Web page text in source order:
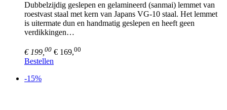
Dubbelzijdig geslepen en gelamineerd (sanmai) lemmet van
roestvast staal met kern van Japans VG-10 staal. Het lemmet
is uitermate dun en handmatig geslepen en heeft geen
verdikkingen…
€ 199, 00 € 169,00
Bestellen
-15%